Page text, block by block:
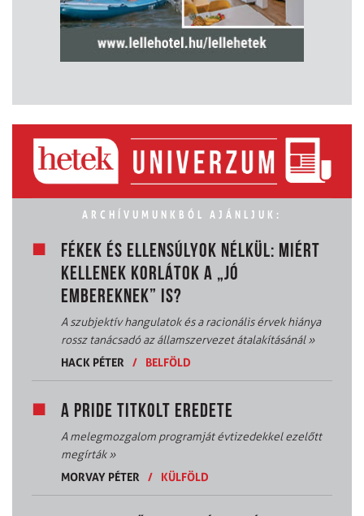
ARCHÍVUMUNKBÓL AJÁNLJUK:
FÉKEK ÉS ELLENSÚLYOK NÉLKÜL: MIÉRT
KELLENEK KORLÁTOK A „JÓ
EMBEREKNEK” IS?
A szubjektív hangulatok és a racionális érvek hiánya
rossz tanácsadó az államszervezet átalakításánál»
HACK PÉTER / BELFÖLD
A PRIDE TITKOLT EREDETE
A melegmozgalom programját évtizedekkel ezelőtt
megírták»
MORVAY PÉTER / KÜLFÖLD